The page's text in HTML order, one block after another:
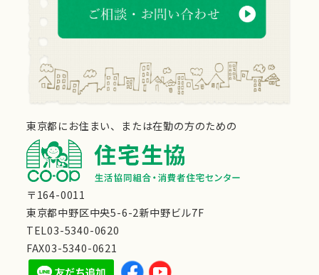
東京都にお住まい、または在勤の方のための
〒164-0011
東京都中野区中央5-6-2新中野ビル7F
TEL03-5340-0620
FAX03-5340-0621